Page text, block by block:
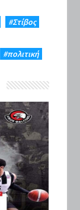
#Στίβος
#πολιτική